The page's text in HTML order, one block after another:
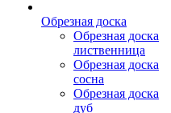
Обрезная доска
Обрезная доска
лиственница
Обрезная доска
сосна
Обрезная доска
дуб